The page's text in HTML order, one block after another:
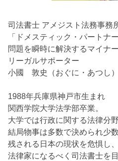
司法書士 アメジスト法務事務
「ドメスティック・パートナ
問題を瞬時に解決するマイナ
リーガルサポーター
小國 敦史（おぐに・あつし）
1988年兵庫県神戸市生まれ
関西学院大学法学部卒業。
大学では行政に関する法律分野
結局物事は多数で決められ少
残される日本の現状を危惧し
法律家になるべく司法書士を目